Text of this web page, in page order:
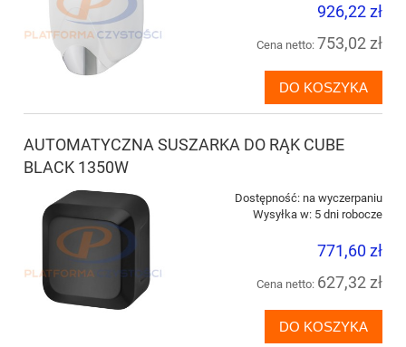
926,22 zł
Cena netto: 753,02 zł
DO KOSZYKA
AUTOMATYCZNA SUSZARKA DO RĄK CUBE
BLACK 1350W
Dostępność: na wyczerpaniu
Wysyłka w: 5 dni robocze
771,60 zł
Cena netto: 627,32 zł
DO KOSZYKA